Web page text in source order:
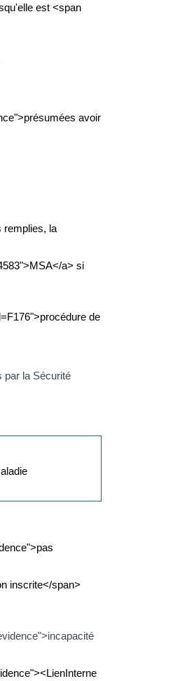
est <span
avoir
remplies, la
a> si
de
par la Sécurité
inscrite</span>